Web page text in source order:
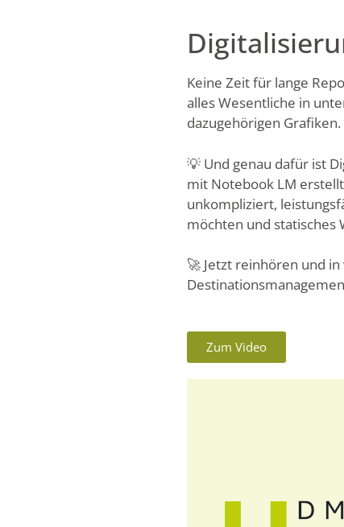
Keine Zeit für lange
alles Wesentliche in
dazugehörigen Grafiken.
💡 Und genau dafür ist
mit Notebook LM
unkompliziert,
möchten und statisches
🚀 Jetzt reinhören und
Zum Video